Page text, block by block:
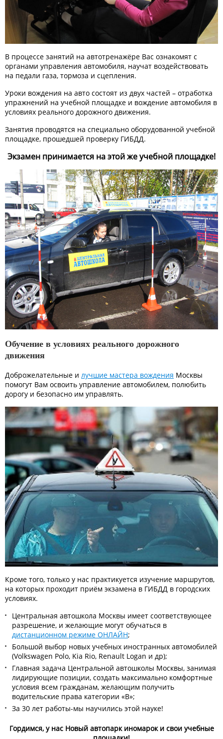
В процессе занятий на автотренажёре Вас ознакомят с
органами управления автомобиля, научат воздействовать
на педали газа, тормоза и сцепления.
Уроки вождения на авто состоят из двух частей – отработка
упражнений на учебной площадке и вождение автомобиля в
условиях реального дорожного движения.
Занятия проводятся на специально оборудованной учебной
площадке, прошедшей проверку ГИБДД.
Экзамен принимается на этой же учебной площадке!
Обучение в условиях реального дорожного
движения
Доброжелательные и лучшие мастера вождения Москвы
помогут Вам освоить управление автомобилем, полюбить
дорогу и безопасно им управлять.
Кроме того, только у нас практикуется изучение маршрутов,
на которых проходит приём экзамена в ГИБДД в городских
условиях.
Центральная автошкола Москвы имеет соответствующее
разрешение, и желающие могут обучаться в
дистанционном режиме ОНЛАЙН;
Большой выбор новых учебных иностранных автомобилей
(Volkswagen Polo, Kia Rio, Renault Logan и др);
Главная задача Центральной автошколы Москвы, занимая
лидирующие позиции, создать максимально комфортные
условия всем гражданам, желающим получить
водительские права категории «В»;
За 30 лет работы-мы научились этой науке!
Гордимся, у нас Новый автопарк иномарок и свои учебные